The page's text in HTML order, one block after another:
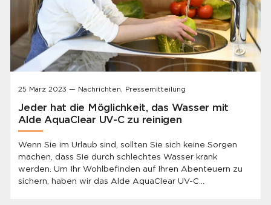
25 März 2023 — Nachrichten, Pressemitteilung
Jeder hat die Möglichkeit, das Wasser mit
Alde AquaClear UV-C zu reinigen
Wenn Sie im Urlaub sind, sollten Sie sich keine Sorgen
machen, dass Sie durch schlechtes Wasser krank
werden. Um Ihr Wohlbefinden auf Ihren Abenteuern zu
sichern, haben wir das Alde AquaClear UV-C